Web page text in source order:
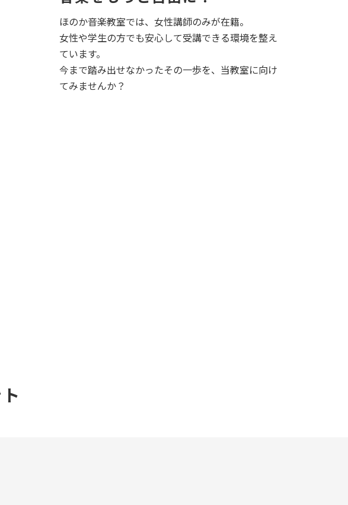
ほのか音楽教室では、女性講師のみが在籍。
女性や学生の方でも安心して受講できる環境を整え
ています。
今まで踏み出せなかったその一歩を、当教室に向け
てみませんか？